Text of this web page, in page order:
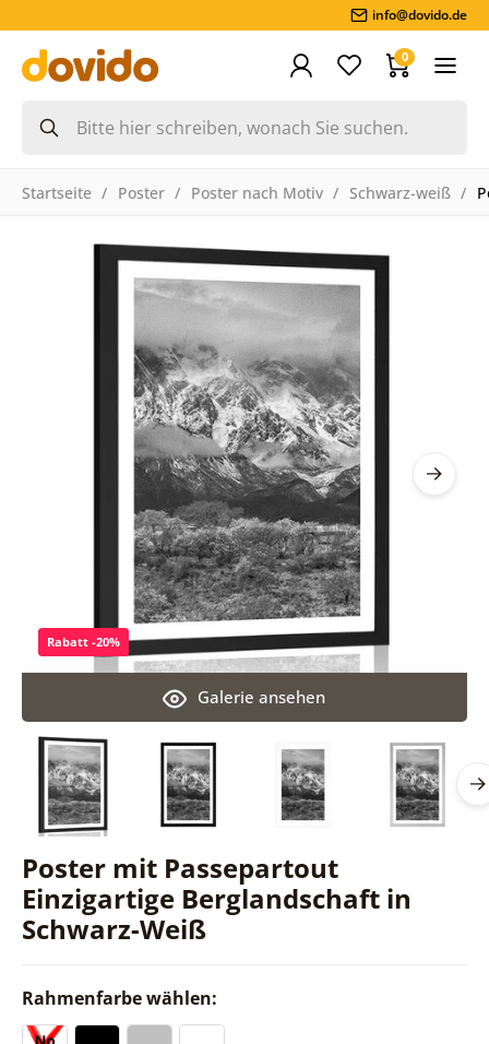
info@dovido.de
0
Startseite Poster Poster nach Motiv Schwarz-weiß
Poster mit Passepartout
Einzigartige Berglandschaft in
Schwarz-Weiß
Galerie ansehen
Rabatt -20%
Rahmenfarbe wählen: